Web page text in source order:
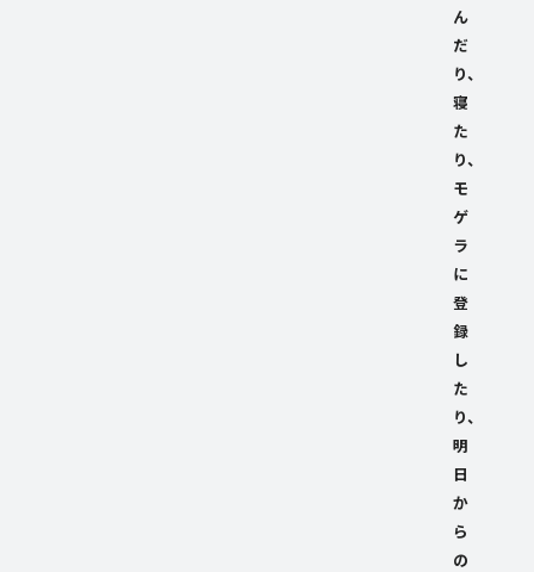
ん
だ
り、
寝
た
り、
モ
ゲ
ラ
に
登
録
し
た
り、
明
日
か
ら
の